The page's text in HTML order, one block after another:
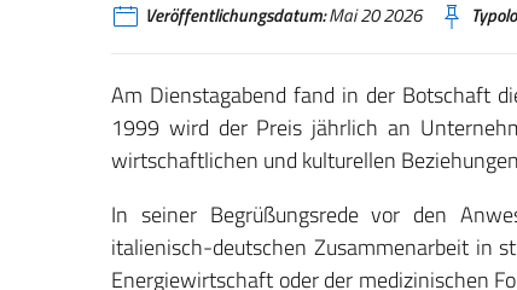
Veröffentlichungsdatum:Mai 20 2026
Am Dienstagabend fand in der Botschaft
1999 wird der Preis jährlich an
wirtschaftlichen und kulturellen
In seiner Begrüßungsrede vor den
italienisch-deutschen Zusammenarbeit in
Energiewirtschaft oder der medizinischen